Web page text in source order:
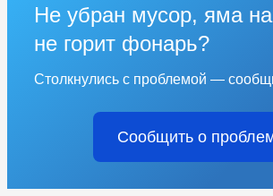
Не убран мусор, яма на
не горит фонарь?
Столкнулись с проблемой —
Сообщить о